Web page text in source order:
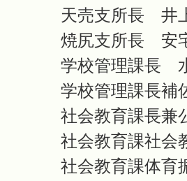
天売支所長
焼尻支所長
学校管理課長
学校管理課長
社会教育課長
社会教育課社
社会教育課体